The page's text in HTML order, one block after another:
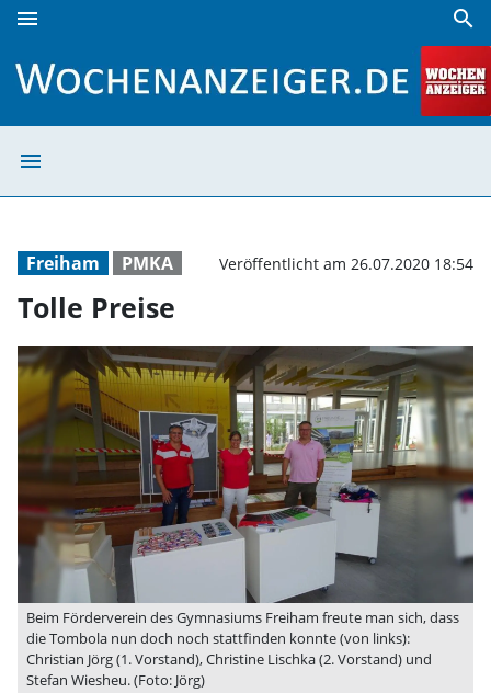
menu search
menu
Freiham PMKA Veröffentlicht am 26.07.2020 18:54
Tolle Preise
Beim Förderverein des Gymnasiums Freiham freute man sich, dass
die Tombola nun doch noch stattfinden konnte (von links):
Christian Jörg (1. Vorstand), Christine Lischka (2. Vorstand) und
Stefan Wiesheu. (Foto: Jörg)